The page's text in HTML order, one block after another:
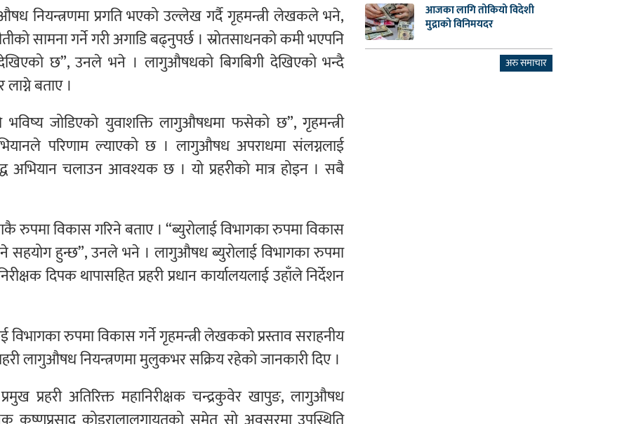
नियन्त्रणमा प्रगति भएको उल्लेख गर्दै गृहमन्त्री लेखकले भने,
सामना गर्ने गरी अगाडि बढ्नुपर्छ । स्रोतसाधनको कमी भएपनि
छ”, उनले भने । लागुऔषधको बिगबिगी देखिएको भन्दै
बताए ।
जोडिएको युवाशक्ति लागुऔषधमा फसेको छ”, गृहमन्त्री
परिणाम ल्याएको छ । लागुऔषध अपराधमा संलग्नलाई
अभियान चलाउन आवश्यक छ । यो प्रहरीको मात्र होइन । सबै
विकास गरिने बताए । “ब्युरोलाई विभागका रुपमा विकास
हुने सहयोग हुन्छ”, उनले भने । लागुऔषध ब्युरोलाई विभागका रुपमा
दिपक थापासहित प्रहरी प्रधान कार्यालयलाई उहाँले निर्देशन
विभागका रुपमा विकास गर्ने गृहमन्त्री लेखकको प्रस्ताव सराहनीय
लागुऔषध नियन्त्रणमा मुलुकभर सक्रिय रहेको जानकारी दिए ।
प्रहरी अतिरिक्त महानिरीक्षक चन्द्रकुवेर खापुङ, लागुऔषध
आजका लागि तोकियो विदेशी
मुद्राको विनिमयदर
अरु समाचार